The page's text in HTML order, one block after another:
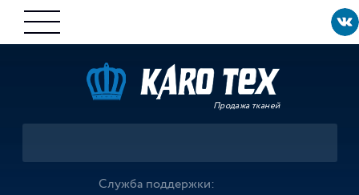
Продажа тканей
Служба поддержки: